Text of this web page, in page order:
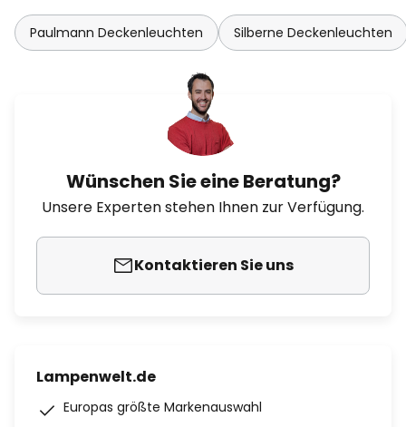
Paulmann Deckenleuchten Silberne Deckenleuchten
Wünschen Sie eine Beratung?
Unsere Experten stehen Ihnen zur Verfügung.
Kontaktieren Sie uns
Lampenwelt.de
Europas größte Markenauswahl